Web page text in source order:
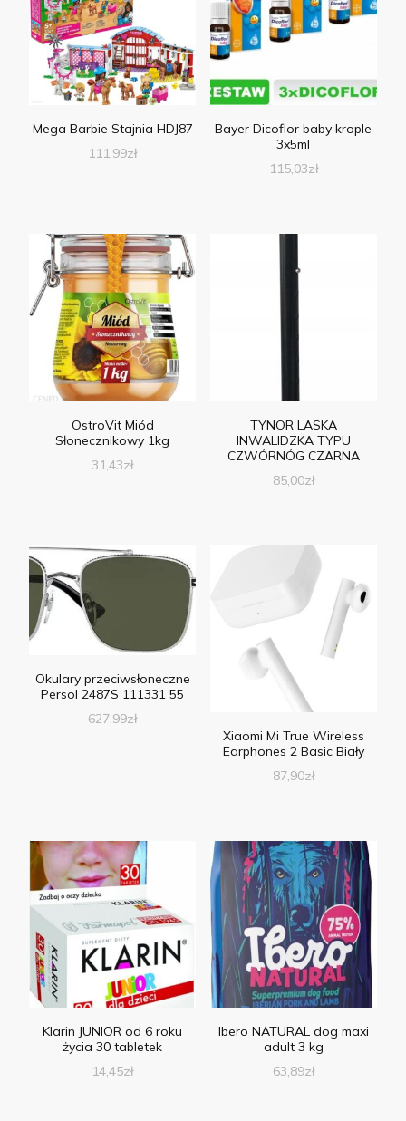
Mega Barbie Stajnia HDJ87
111,99zł
Bayer Dicoflor baby krople
3x5ml
115,03zł
OstroVit Miód
Słonecznikowy 1kg
31,43zł
TYNOR LASKA
INWALIDZKA TYPU
CZWÓRNÓG CZARNA
85,00zł
Okulary przeciwsłoneczne
Persol 2487S 111331 55
627,99zł
Xiaomi Mi True Wireless
Earphones 2 Basic Biały
87,90zł
Klarin JUNIOR od 6 roku
życia 30 tabletek
14,45zł
Ibero NATURAL dog maxi
adult 3 kg
63,89zł